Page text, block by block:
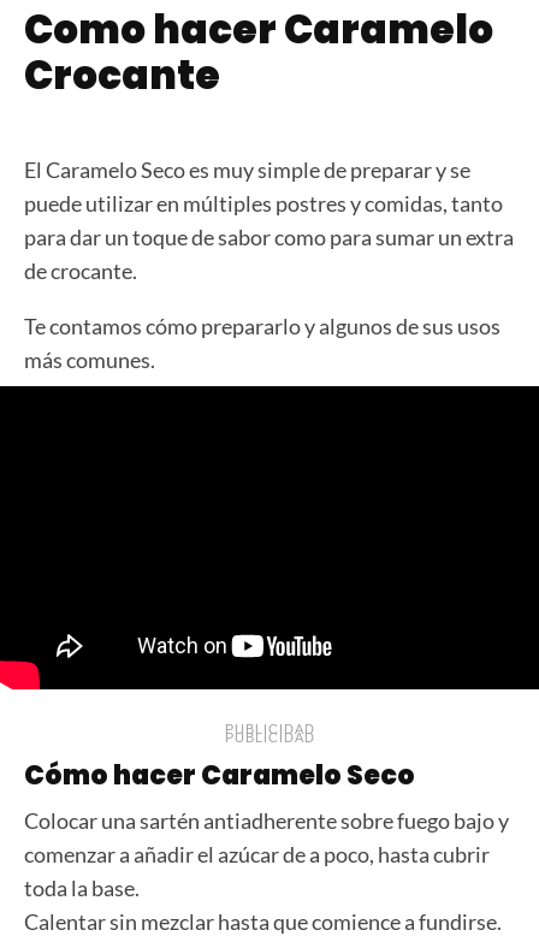
Como hacer Caramelo
Crocante
El Caramelo Seco es muy simple de preparar y se
puede utilizar en múltiples postres y comidas, tanto
para dar un toque de sabor como para sumar un extra
de crocante.
Te contamos cómo prepararlo y algunos de sus usos
más comunes.
PUBLICIDAD
PUBLICIDAD
Cómo hacer Caramelo Seco
Colocar una sartén antiadherente sobre fuego bajo y
comenzar a añadir el azúcar de a poco, hasta cubrir
toda la base.
Calentar sin mezclar hasta que comience a fundirse.